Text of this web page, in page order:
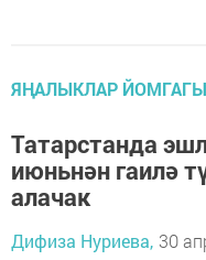
ЯҢАЛЫКЛАР ЙОМГАГЫ
Татарстанда
июньнән гаилә
алачак
Дифиза Нуриева, 30